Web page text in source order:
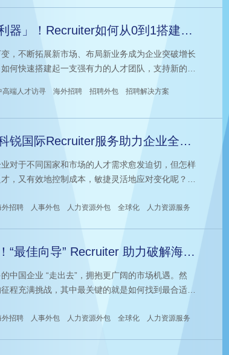
器」！Recruiter如何从0到1搭建海
，不断拓展新市场、布局新业务成为企业突破增长
何快速搭建起一支强有力的人才团队，支持新的业
司Caraffi提供了一种解决思路，即使用专业招聘人
高端人才访寻 海外招聘 招聘外包
招聘解决方案
锐国际Recruiter服务助力企业全球
对于不同国家和市场的人才需求愈发迫切，但怎样
，又有效地控制成本，敏捷灵活地应对变化呢？一
服务，找到了破局之道。本期让我们跟随科锐国际
外招聘 人事外包 人力资源外包 全球化 人力资源服务
“最佳向导” Recruiter 助力破解海外
中国企业 “走出去”，拥抱更广阔的市场机遇。然
程充满挑战，其中最关键的就是如何找到最合适
位经验丰富的向导，在为企业搭建人才桥梁这一过
外招聘 人事外包 人力资源外包 全球化 人力资源服务